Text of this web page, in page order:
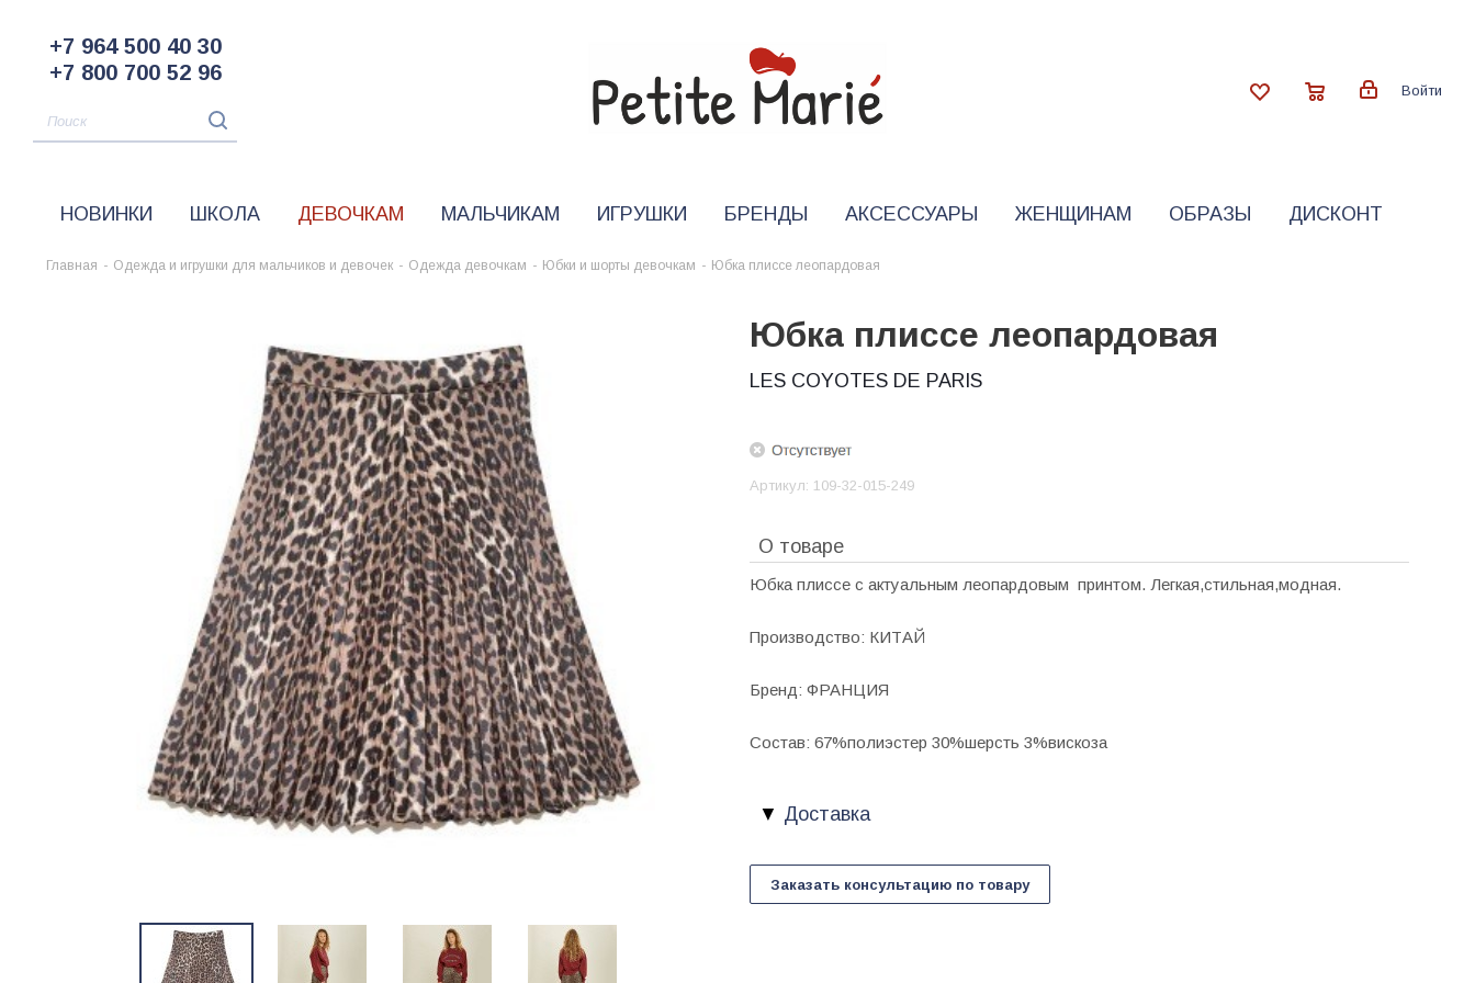
+7 964 500 40 30
+7 800 700 52 96
Войти
НОВИНКИ ШКОЛА ДЕВОЧКАМ МАЛЬЧИКАМ ИГРУШКИ БРЕНДЫ АКСЕССУАРЫ ЖЕНЩИНАМ ОБРАЗЫ ДИСКОНТ
Главная - Одежда и игрушки для мальчиков и девочек - Одежда девочкам - Юбки и шорты девочкам - Юбка плиссе леопардовая
Юбка плиссе леопардовая
LES COYOTES DE PARIS
Артикул: 109-32-015-249
О товаре
Юбка плиссе с актуальным леопардовым принтом. Легкая,стильная,модная.
Производство: КИТАЙ
Бренд: ФРАНЦИЯ
Состав: 67%полиэстер 30%шерсть 3%вискоза
Доставка
Заказать консультацию по товару